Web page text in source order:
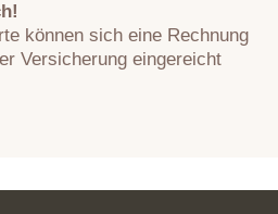
können sich eine Rechnung
Versicherung eingereicht